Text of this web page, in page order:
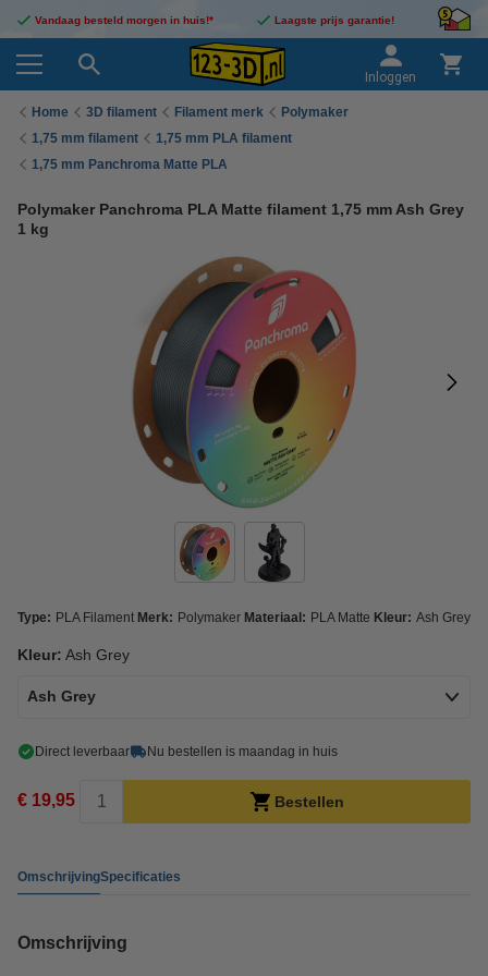
Vandaag besteld morgen in huis!* Laagste prijs garantie!
Inloggen
Home 3D filament Filament merk
Polymaker
1,75 mm filament
1,75 mm PLA filament
1,75 mm Panchroma Matte PLA
Polymaker Panchroma PLA Matte filament 1,75 mm Ash Grey
1 kg
Type: PLA Filament Merk: Polymaker Materiaal: PLA Matte Kleur: Ash Grey
Kleur: Ash Grey
Ash Grey
Direct leverbaar Nu bestellen is maandag in huis
€ 19,95 Bestellen
OmschrijvingSpecificaties
Omschrijving